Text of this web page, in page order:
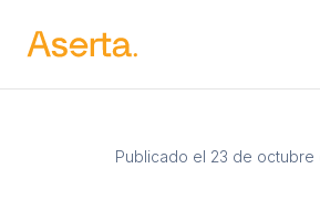
Saltar al contenido
Publicado el 23 de octubre